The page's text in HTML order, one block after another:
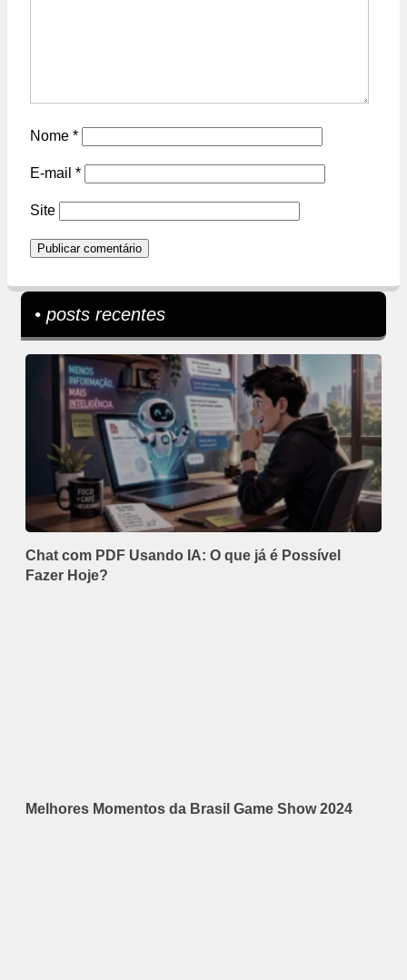
Nome *
E-mail *
Site
• posts recentes
Chat com PDF Usando IA: O que já é Possível
Fazer Hoje?
Melhores Momentos da Brasil Game Show 2024